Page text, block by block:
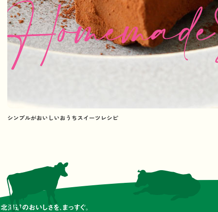
シンプルがおいしいおうちスイーツレシピ